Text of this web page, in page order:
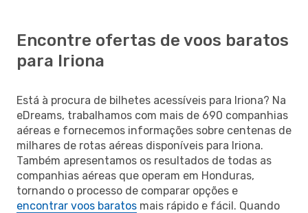
Encontre ofertas de voos baratos
para Iriona
Está à procura de bilhetes acessíveis para Iriona? Na
eDreams, trabalhamos com mais de 690 companhias
aéreas e fornecemos informações sobre centenas de
milhares de rotas aéreas disponíveis para Iriona.
Também apresentamos os resultados de todas as
companhias aéreas que operam em Honduras,
tornando o processo de comparar opções e
encontrar voos baratos mais rápido e fácil. Quando